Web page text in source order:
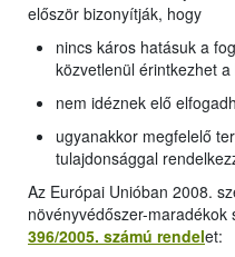
először bizonyítják, hogy
nincs káros hatásuk a
közvetlenül érintkezhet
nem idéznek elő
ugyanakkor megfelelő
tulajdonsággal
Az Európai Unióban 2008.
növényvédőszer-maradékok
396/2005. számú rendelet: